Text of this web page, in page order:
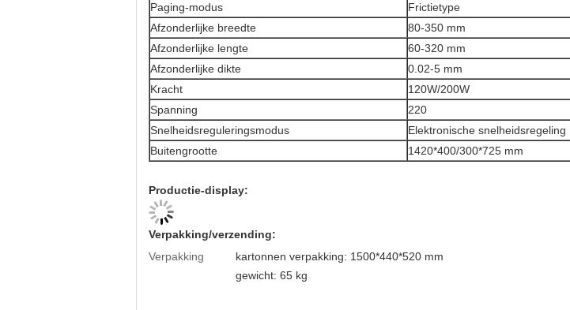
Paging-modus
Frictietype
Afzonderlijke breedte
80-350 mm
Afzonderlijke lengte
60-320 mm
Afzonderlijke dikte
0.02-5 mm
Kracht
120W/200W
Spanning
220
Snelheidsreguleringsmodus
Elektronische snelheidsregeling
Buitengrootte
1420*400/300*725 mm
Productie-display:
Verpakking/verzending:
Verpakking
kartonnen verpakking: 1500*440*520 mm
gewicht: 65 kg